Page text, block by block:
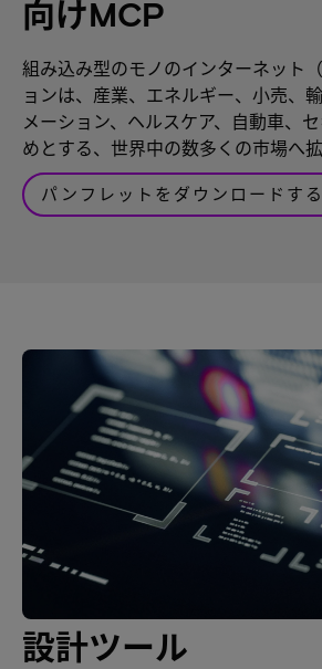
向けMCP
組み込み型のモノのインターネット
ョンは、産業、エネルギー、小売、
メーション、ヘルスケア、自動車、
めとする、世界中の数多くの市場へ拡
パンフレットをダウンロードする
設計ツール